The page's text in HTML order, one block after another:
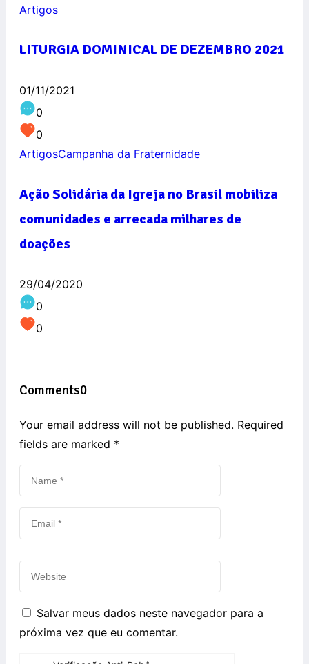
Artigos
LITURGIA DOMINICAL DE DEZEMBRO 2021
01/11/2021
0
0
ArtigosCampanha da Fraternidade
Ação Solidária da Igreja no Brasil mobiliza
comunidades e arrecada milhares de
doações
29/04/2020
0
0
Comments0
Your email address will not be published. Required
fields are marked *
Salvar meus dados neste navegador para a
próxima vez que eu comentar.